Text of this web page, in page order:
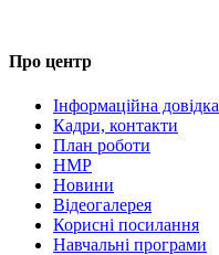
Про центр
Інформаційна довідка
Кадри, контакти
План роботи
НМР
Новини
Відеогалерея
Корисні посилання
Навчальні програми